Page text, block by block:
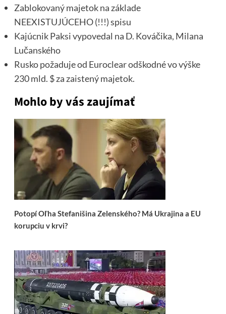
Zablokovaný majetok na základe
NEEXISTUJÚCEHO (!!!) spisu
Kajúcnik Paksi vypovedal na D. Kováčika, Milana
Lučanského
Rusko požaduje od Euroclear odškodné vo výške
230 mld. $ za zaistený majetok.
Mohlo by vás zaujímať
Potopí Oľha Stefanišina Zelenského? Má Ukrajina a EU
korupciu v krvi?